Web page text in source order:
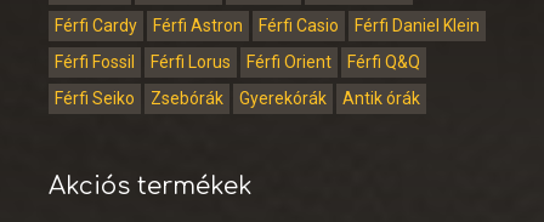
Férfi Cardy
Férfi Astron Férfi Casio
Férfi Daniel Klein
Férfi Fossil
Férfi Lorus Férfi Orient
Férfi Q&Q
Férfi Seiko
Zsebórák Gyerekórák Antik órák
Akciós termékek